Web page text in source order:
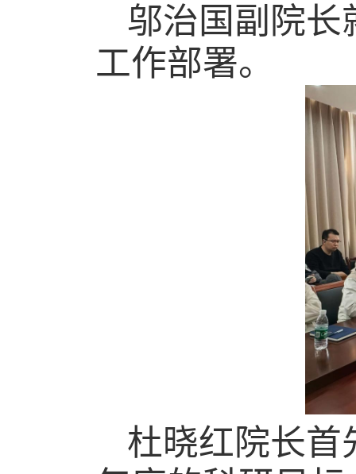
邬治国副院长
工作部署。
杜晓红院长首